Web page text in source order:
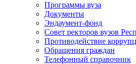
Программы вуза
Документы
Эндаумент-фонд
Совет ректоров вузов
Противодействие
Обращения граждан
Телефонный справочник